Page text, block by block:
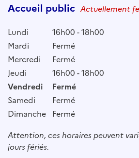
Accueil public Actuellement
Lundi
16h00 - 18h00
Mardi
Fermé
Mercredi
Fermé
Jeudi
16h00 - 18h00
Vendredi
Fermé
Samedi
Fermé
Dimanche Fermé
Attention, ces horaires peuvent
jours fériés.